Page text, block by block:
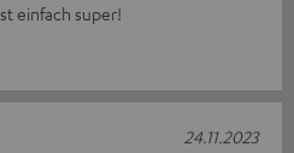
einfach super!
24.11.2023